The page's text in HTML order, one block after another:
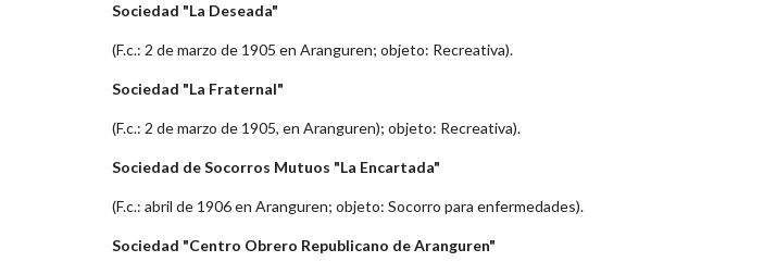
Sociedad "La Deseada"
(F.c.: 2 de marzo de 1905 en Aranguren; objeto: Recreativa).
Sociedad "La Fraternal"
(F.c.: 2 de marzo de 1905, en Aranguren); objeto: Recreativa).
Sociedad de Socorros Mutuos "La Encartada"
(F.c.: abril de 1906 en Aranguren; objeto: Socorro para enfermedades).
Sociedad "Centro Obrero Republicano de Aranguren"